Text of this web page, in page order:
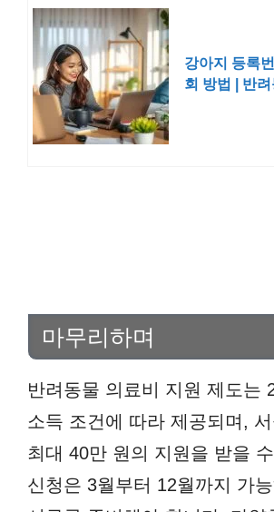
강아지 등록
회 방법 | 반
마무리하며
반려동물 의료비 지원 제도는
소득 조건에 따라 제공되며,
최대 40만 원의 지원을 받을
신청은 3월부터 12월까지 가